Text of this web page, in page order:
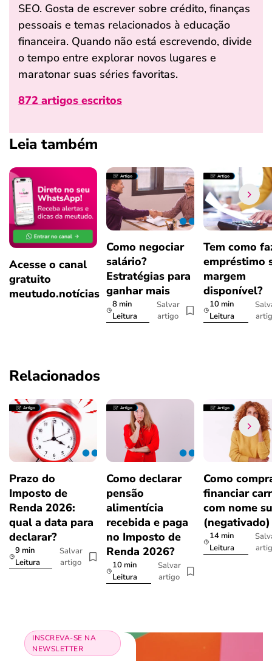
SEO. Gosta de escrever sobre crédito, finanças
pessoais e temas relacionados à educação
financeira. Quando não está escrevendo, divide
o tempo entre explorar novos lugares e
maratonar suas séries favoritas.
872 artigos escritos
Leia também
Acesse o canal
gratuito
meutudo.notícias
Como negociar
salário?
Estratégias para
ganhar mais
8 min
Leitura
Salvar
artigo
Tem como
empréstimo
margem
disponível?
10 min
Leitura
Relacionados
Prazo do
Imposto de
Renda 2026:
qual a data para
declarar?
9 min
Leitura
Salvar
artigo
Como declarar
pensão
alimentícia
recebida e paga
no Imposto de
Renda 2026?
10 min
Leitura
Salvar
artigo
Como
financiar
com nome
(negativado)
14 min
Leitura
INSCREVA-SE NA
NEWSLETTER